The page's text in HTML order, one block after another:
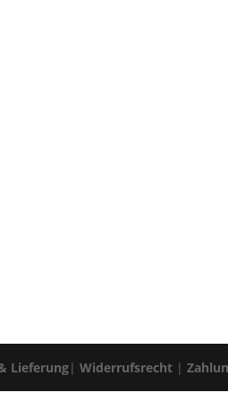
Lieferung|Widerrufsrecht |